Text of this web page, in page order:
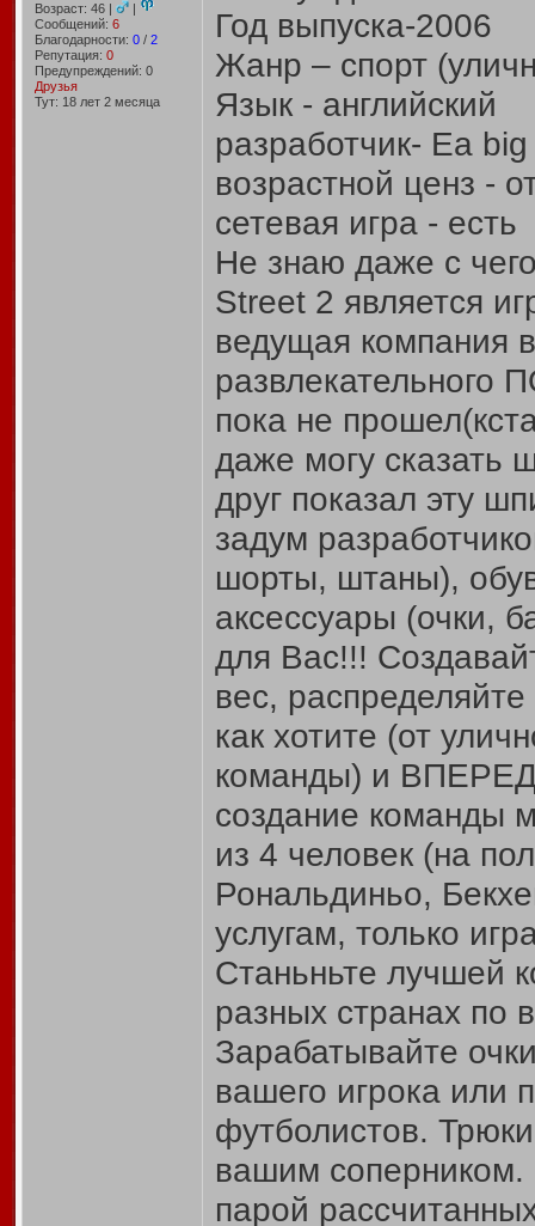
Возраст: 46 |
|
Сообщений: 6
Благодарности: 0/ 2
Репутация: 0
Предупреждений: 0
Друзья
Тут: 18 лет 2 месяцa
Год выпуска-2006
Жанр – спорт
Язык - английский
разработчик- Ea big
возрастной ценз -
сетевая игра - есть
Не знаю даже с
Street 2 является
ведущая компания
развлекательного
пока не
даже могу сказать
друг показал эту
задум
шорты, штаны),
аксессуары (очки,
для Вас!!!
вес,
как хотите (от
команды) и
создание команды
из 4 человек (на
Рональдиньо,
услугам, только
Станьньте лучшей
разных странах по
Зарабатывайте
вашего игрока или
футболистов.
вашим соперником.
парой